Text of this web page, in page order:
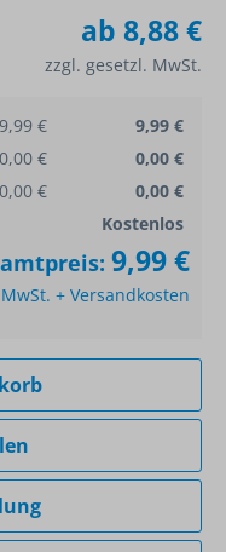
ab 8,88 €
zzgl. gesetzl. MwSt.
€
9,99 €
€
0,00 €
€
0,00 €
Kostenlos
9,99 €
+ Versandkosten